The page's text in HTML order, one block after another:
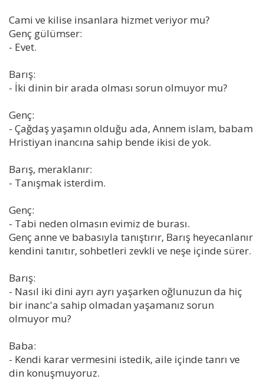
Cami ve kilise insanlara hizmet veriyor mu?
Genç gülümser:
- Evet.
Barış:
- İki dinin bir arada olması sorun olmuyor mu?
Genç:
- Çağdaş yaşamın olduğu ada, Annem islam, babam
Hristiyan inancına sahip bende ikisi de yok.
Barış, meraklanır:
- Tanışmak isterdim.
Genç:
- Tabi neden olmasın evimiz de burası.
Genç anne ve babasıyla tanıştırır, Barış heyecanlanır
kendini tanıtır, sohbetleri zevkli ve neşe içinde sürer.
Barış:
- Nasıl iki dini ayrı ayrı yaşarken oğlunuzun da hiç
bir inanc'a sahip olmadan yaşamanız sorun
olmuyor mu?
Baba:
- Kendi karar vermesini istedik, aile içinde tanrı ve
din konuşmuyoruz.